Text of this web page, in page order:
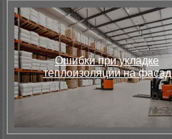
Ошибки при укладке
теплоизоляции на фасад